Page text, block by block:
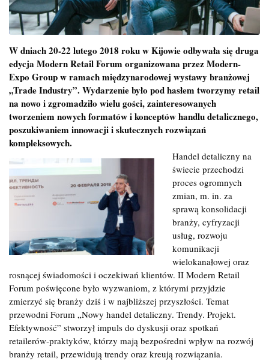
W dniach 20-22 lutego 2018 roku w Kijowie odbywała się druga
edycja Modern Retail Forum organizowana przez Modern-
Expo Group w ramach międzynarodowej wystawy branżowej
„Trade Industry”. Wydarzenie było pod hasłem tworzymy retail
na nowo i zgromadziło wielu gości, zainteresowanych
tworzeniem nowych formatów i konceptów handlu detalicznego,
poszukiwaniem innowacji i skutecznych rozwiązań
kompleksowych.
Handel detaliczny na
świecie przechodzi
proces ogromnych
zmian, m. in. za
sprawą konsolidacji
branży, cyfryzacji
usług, rozwoju
komunikacji
wielokanałowej oraz
rosnącej świadomości i oczekiwań klientów. II Modern Retail
Forum poświęcone było wyzwaniom, z którymi przyjdzie
zmierzyć się branży dziś i w najbliższej przyszłości. Temat
przewodni Forum „Nowy handel detaliczny. Trendy. Projekt.
Efektywność” stworzył impuls do dyskusji oraz spotkań
retailerów-praktyków, którzy mają bezpośredni wpływ na rozwój
branży retail, przewidują trendy oraz kreują rozwiązania.